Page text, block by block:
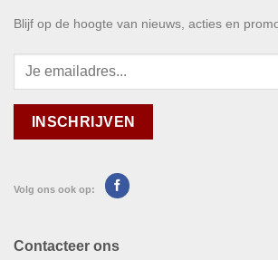
Blijf op de hoogte van nieuws, acties en
Volg ons ook op:
Contacteer ons